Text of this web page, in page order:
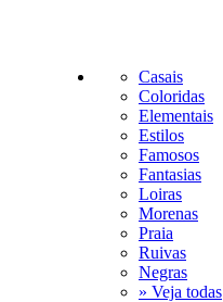
Casais
Coloridas
Elementais
Estilos
Famosos
Fantasias
Loiras
Morenas
Praia
Ruivas
Negras
» Veja todas